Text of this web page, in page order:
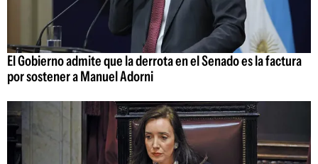
El Gobierno admite que la derrota en el Senado es la factura
por sostener a Manuel Adorni